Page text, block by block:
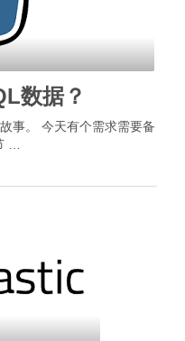
数据？
事。 今天有个需求需要备
…